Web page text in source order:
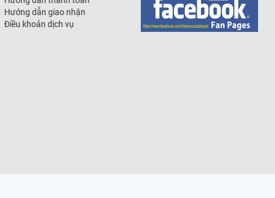
Hướng dẫn giao nhận
Điều khoản dịch vụ